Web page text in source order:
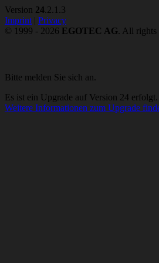
Version 24.2.1.3
Imprint | Privacy
© 1999 - 2026 EGOTEC AG. All rights
Bitte melden Sie sich an.
Es ist ein Upgrade auf Version 24
Weitere Informationen zum Upgrade